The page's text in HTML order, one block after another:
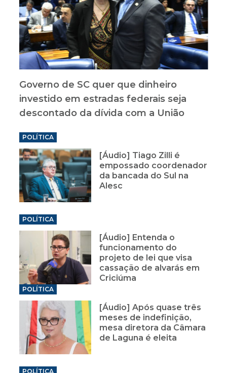
Governo de SC quer que dinheiro
investido em estradas federais seja
descontado da dívida com a União
POLÍTICA
[Áudio] Tiago Zilli é
empossado coordenador
da bancada do Sul na
Alesc
POLÍTICA
[Áudio] Entenda o
funcionamento do
projeto de lei que visa
cassação de alvarás em
Criciúma
POLÍTICA
[Áudio] Após quase três
meses de indefinição,
mesa diretora da Câmara
de Laguna é eleita
POLÍTICA